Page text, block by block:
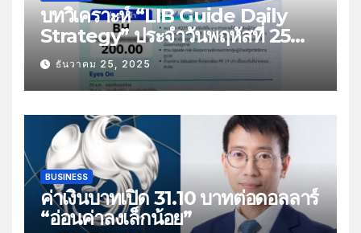
บทวิเคราะห์ “LIB Guide Daily
Strategy” ประจำวันพฤหัสที่ 25
ธันวาคม 2568 หัวข้อ “ติดตามยอด
ส่งออกไทย”
ธันวาคม 25, 2025
BUSINESS
ค่าเงินบาทเปิด 31.10 บาทต่อดอลลาร์
“อ่อนค่าลงเล็กน้อย”